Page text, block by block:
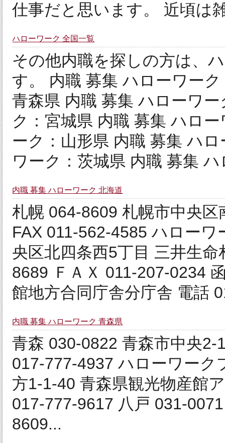
仕事だと思います。 近頃は
ハローワーク 全国一覧
その他内職を探しの方は、
す。 内職 募集 ハローワー
青森県 内職 募集 ハローワ
ク：宮城県 内職 募集 ハロ
ーク：山形県 内職 募集 ハ
ワーク：茨城県 内職 募集
内職 募集 ハローワーク 北海道
札幌 064‐8609 札幌市中央
FAX 011-562-4585 ハロー
央区北四条西5丁目 三井生
8689 ＦＡＸ 011-207-0234
館地方合同庁舎分庁舎 電話
内職 募集 ハローワーク 青森県
青森 030‐0822 青森市中央
017-777-4937 ハローワー
方1-1-40 青森県観光物産館
017-777-9617 八戸
8609...